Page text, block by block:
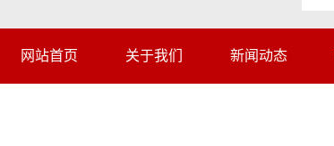
网站首页 关于我们 新闻动态